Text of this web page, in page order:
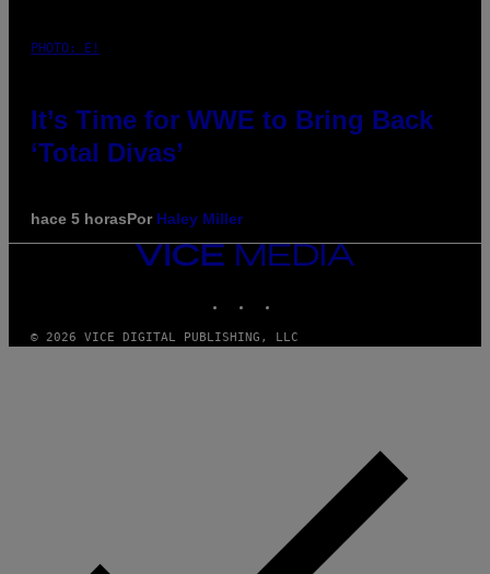
PHOTO: E!
It’s Time for WWE to Bring Back
‘Total Divas’
hace 5 horasPor Haley Miller
VICE
MEDIA
© 2026 VICE DIGITAL PUBLISHING, LLC